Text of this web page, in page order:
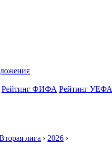
Рейтинг ФИФА Рейтинг УЕФА
лига › 2026 ›